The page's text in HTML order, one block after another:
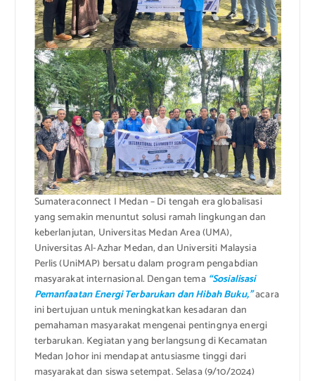
Sumateraconnect I Medan – Di tengah era globalisasi
yang semakin menuntut solusi ramah lingkungan dan
keberlanjutan, Universitas Medan Area (UMA),
Universitas Al-Azhar Medan, dan Universiti Malaysia
Perlis (UniMAP) bersatu dalam program pengabdian
masyarakat internasional. Dengan tema“Sosialisasi
Pemanfaatan Energi Terbarukan dan Hibah Buku,”acara
ini bertujuan untuk meningkatkan kesadaran dan
pemahaman masyarakat mengenai pentingnya energi
terbarukan. Kegiatan yang berlangsung di Kecamatan
Medan Johor ini mendapat antusiasme tinggi dari
masyarakat dan siswa setempat. Selasa (9/10/2024)